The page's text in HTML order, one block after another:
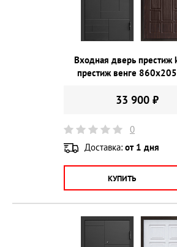
Входная дверь престиж
престиж венге
33 900 ₽
0
Доставка: от 1 дня
КУПИТЬ